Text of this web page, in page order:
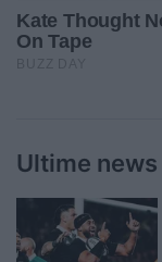
Ultime news